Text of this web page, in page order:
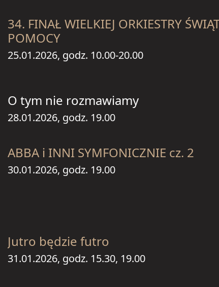
34. FINAŁ WIELKIEJ ORKIESTRY
POMOCY
25.01.2026, godz. 10.00-20.00
O tym nie rozmawiamy
28.01.2026, godz. 19.00
ABBA i INNI SYMFONICZNIE cz. 2
30.01.2026, godz. 19.00
Jutro będzie futro
31.01.2026, godz. 15.30, 19.00